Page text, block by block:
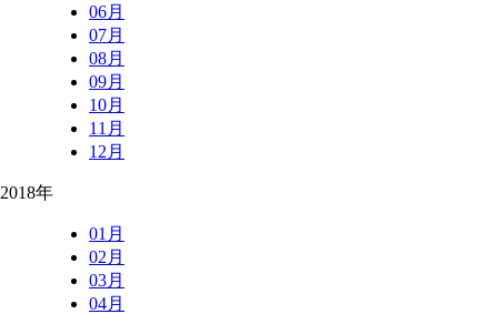
06月
07月
08月
09月
10月
11月
12月
2018年
01月
02月
03月
04月